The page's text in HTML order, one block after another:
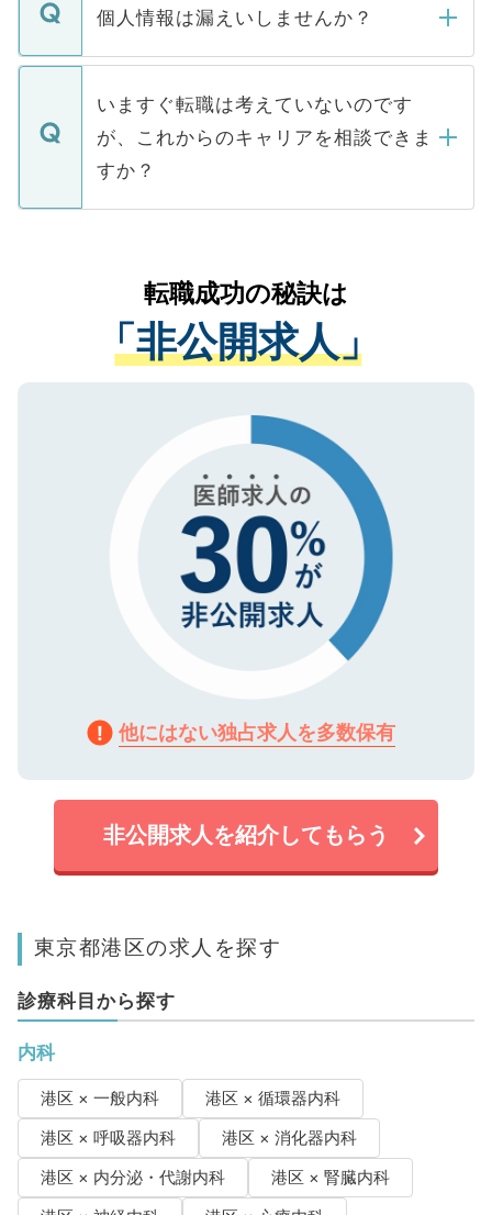
■応募殺到を避けるため 人気のある医療機
関を公にしてしまうと、応募が殺到する場
に、医療機関が求める条件に合った人材の
みを人材紹介会社に依頼するケースが増え
ています。
ん。また、仮に応募先から内定をいただい
定を承諾する必要はありません。内定先へ
の辞退の連絡はキャリアパートナーが行い
個人情報は漏えいしませんか？
個人情報が漏えいすることはありませんの
で、ご安心ください。当サイトからの登録
などで収集したご登録者様の個人情報は、
ご本人のキャリアアップおよび転職活動の
支援を目的に使用いたします。お預かりし
ているすべての個人データはご本人の許可
は、個人情報の取り扱いについての厳密な
管理基準を満たした事業者のみに付与され
る、プライバシーマークを取得済みです。
で、機密保持に関してもご安心ください。
いますぐ転職は考えていないのです
が、これからのキャリアを相談できま
すか？
かがいして、現在の医療機関の状況や紹介
経験をまじえながら、適切なアドバイスを
させていただきます。すぐにご転職をされ
ない方には、長期的なサポートが可能です
ので、まずはご登録ください。
転職成功の秘訣は
「非公開求人」
他にはない独占求人を多数保有
非公開求人を紹介してもらう
東京都港区の求人を探す
診療科目から探す
内科
港区 × 一般内科
港区 × 循環器内科
港区 × 呼吸器内科
港区 × 消化器内科
港区 × 内分泌・代謝内科
港区 × 腎臓内科